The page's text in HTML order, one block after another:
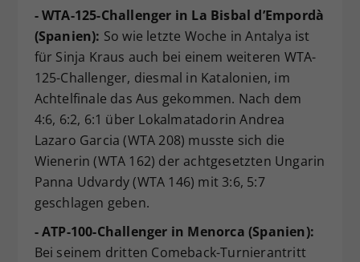
- WTA-125-Challenger in La Bisbal d’Empordà
(Spanien): So wie letzte Woche in Antalya ist
für Sinja Kraus auch bei einem weiteren WTA-
125-Challenger, diesmal in Katalonien, im
Achtelfinale das Aus gekommen. Nach dem
4:6, 6:2, 6:1 über Lokalmatadorin Andrea
Lazaro Garcia (WTA 208) musste sich die
Wienerin (WTA 162) der achtgesetzten Ungarin
Panna Udvardy (WTA 146) mit 3:6, 5:7
geschlagen geben.
- ATP-100-Challenger in Menorca (Spanien):
Bei seinem dritten Comeback-Turnierantritt